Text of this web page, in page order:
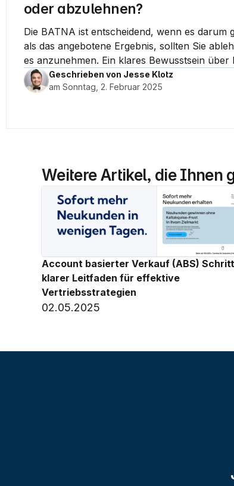
oder abzulehnen?
Die BATNA ist entscheidend, wenn es
als das angebotene Ergebnis, sollten Sie
es anzunehmen. Ein klares Bewusstsein
Geschrieben von Jesse Klotz
am Sonntag, 2. Februar 2025
Weitere Artikel, die Ihnen
Account basierter Verkauf (ABS)
klarer Leitfaden für effektive
Vertriebsstrategien
02.05.2025